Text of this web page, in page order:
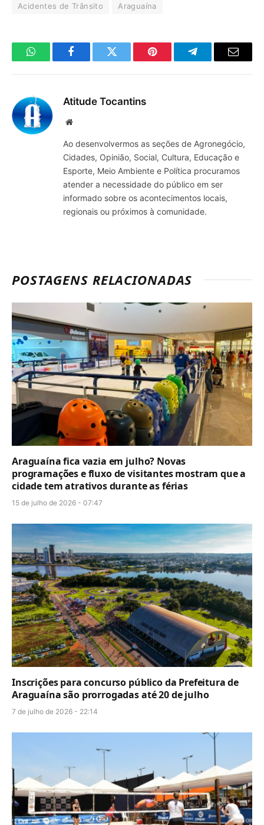
Acidentes de Trânsito Araguaína
WhatsAppFacebookTwitter Pinterest TelegramaE-
Atitude Tocantins
Site
Ao desenvolvermos as seções de Agronegócio,
Cidades, Opinião, Social, Cultura, Educação e
Esporte, Meio Ambiente e Política procuramos
atender a necessidade do público em ser
informado sobre os acontecimentos locais,
regionais ou próximos à comunidade.
POSTAGENS RELACIONADAS
Araguaína fica vazia em julho? Novas
programações e fluxo de visitantes mostram que a
cidade tem atrativos durante as férias
15 de julho de 2026 - 07:47
Inscrições para concurso público da Prefeitura de
Araguaína são prorrogadas até 20 de julho
7 de julho de 2026 - 22:14